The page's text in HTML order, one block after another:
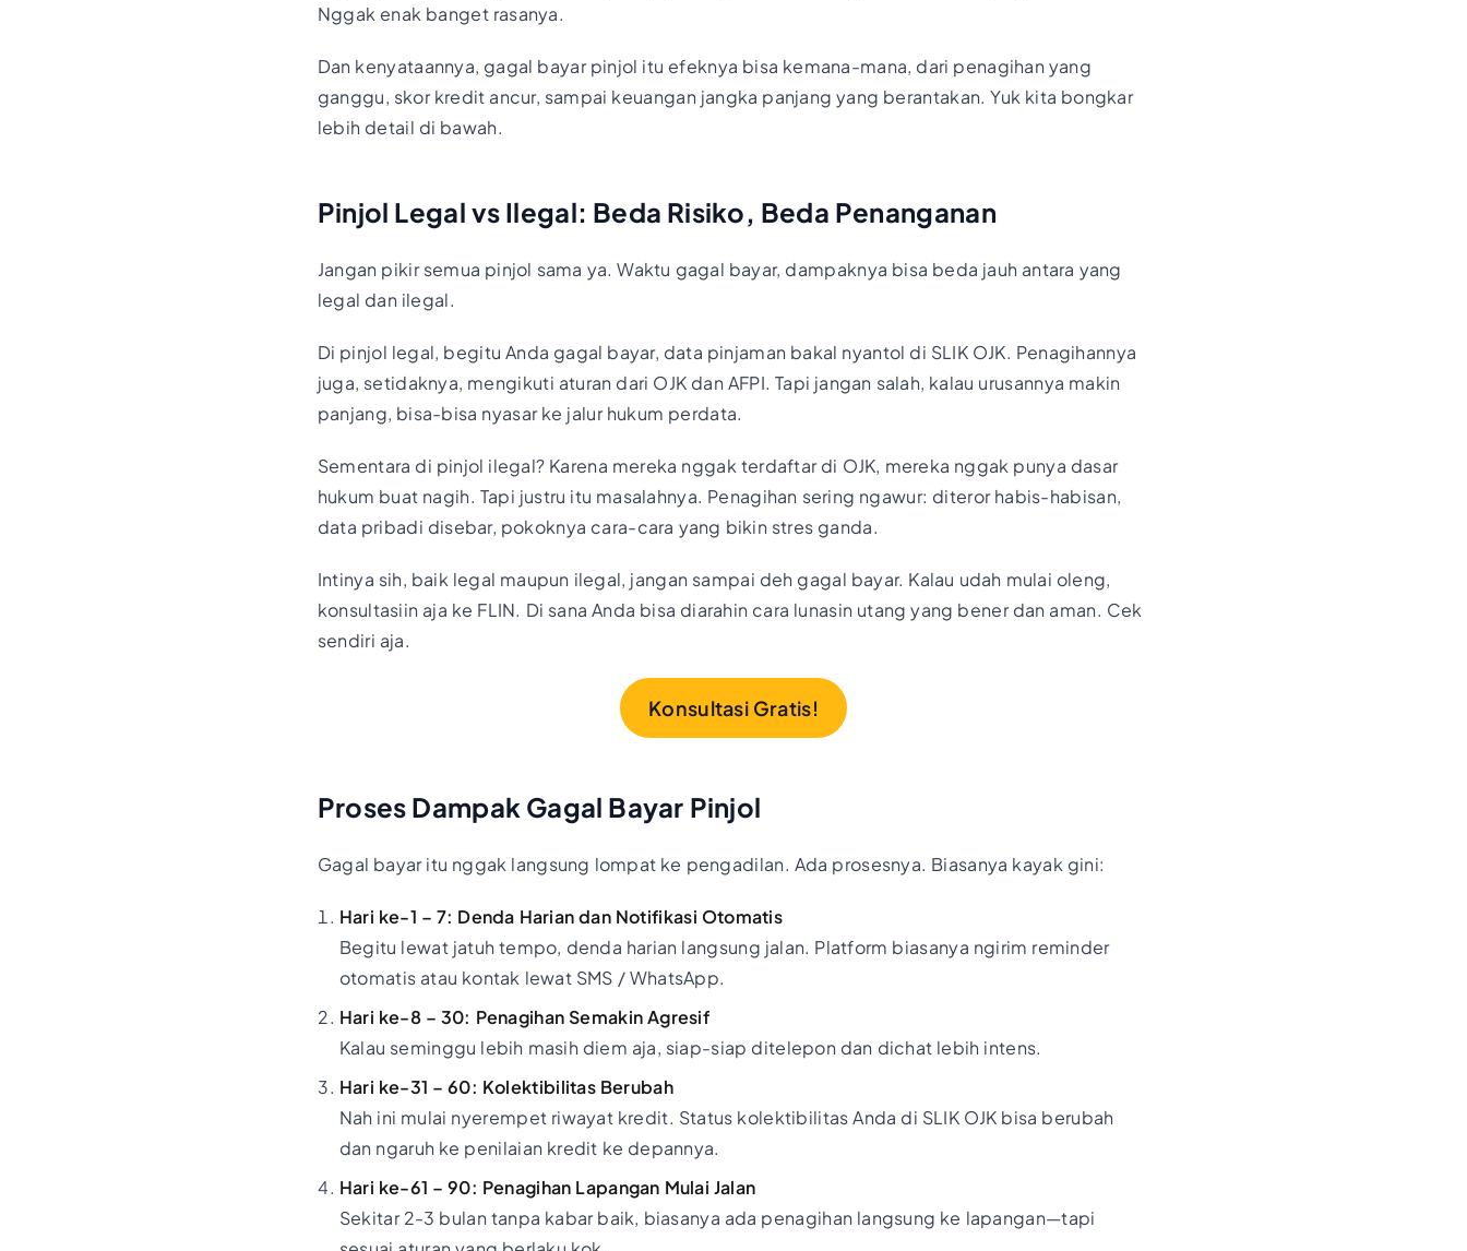
Nggak enak banget rasanya.
Dan kenyataannya, gagal bayar pinjol itu efeknya bisa kemana-mana, dari penagihan yang
ganggu, skor kredit ancur, sampai keuangan jangka panjang yang berantakan. Yuk kita bongkar
lebih detail di bawah.
Pinjol Legal vs Ilegal: Beda Risiko, Beda Penanganan
Jangan pikir semua pinjol sama ya. Waktu gagal bayar, dampaknya bisa beda jauh antara yang
legal dan ilegal.
Di pinjol legal, begitu Anda gagal bayar, data pinjaman bakal nyantol di SLIK OJK. Penagihannya
juga, setidaknya, mengikuti aturan dari OJK dan AFPI. Tapi jangan salah, kalau urusannya makin
panjang, bisa-bisa nyasar ke jalur hukum perdata.
Sementara di pinjol ilegal? Karena mereka nggak terdaftar di OJK, mereka nggak punya dasar
hukum buat nagih. Tapi justru itu masalahnya. Penagihan sering ngawur: diteror habis-habisan,
data pribadi disebar, pokoknya cara-cara yang bikin stres ganda.
Intinya sih, baik legal maupun ilegal, jangan sampai deh gagal bayar. Kalau udah mulai oleng,
konsultasiin aja ke FLIN. Di sana Anda bisa diarahin cara lunasin utang yang bener dan aman. Cek
sendiri aja.
Konsultasi Gratis!
Proses Dampak Gagal Bayar Pinjol
Gagal bayar itu nggak langsung lompat ke pengadilan. Ada prosesnya. Biasanya kayak gini:
Hari ke-1 – 7: Denda Harian dan Notifikasi Otomatis
Begitu lewat jatuh tempo, denda harian langsung jalan. Platform biasanya ngirim reminder
otomatis atau kontak lewat SMS / WhatsApp.
Hari ke-8 – 30: Penagihan Semakin Agresif
Kalau seminggu lebih masih diem aja, siap-siap ditelepon dan dichat lebih intens.
Hari ke-31 – 60: Kolektibilitas Berubah
Nah ini mulai nyerempet riwayat kredit. Status kolektibilitas Anda di SLIK OJK bisa berubah
dan ngaruh ke penilaian kredit ke depannya.
Hari ke-61 – 90: Penagihan Lapangan Mulai Jalan
Sekitar 2-3 bulan tanpa kabar baik, biasanya ada penagihan langsung ke lapangan—tapi